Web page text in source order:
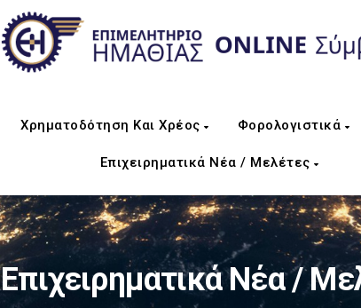
Χρηματοδότηση Και Χρέος Φορολογιστικά
Επιχειρηματικά Νέα / Μελέτες
Επιχειρηματικά Νέα /